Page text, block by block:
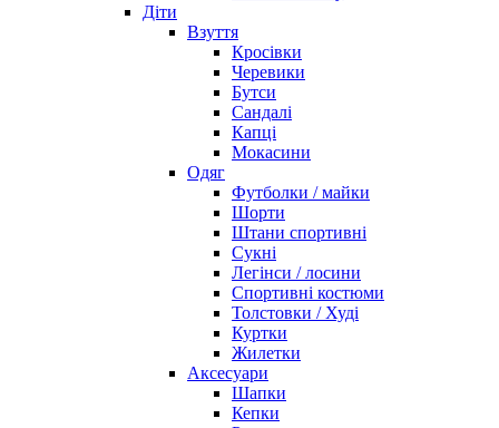
Діти
Взуття
Кросівки
Черевики
Бутси
Сандалі
Капці
Мокасини
Одяг
Футболки / майки
Шорти
Штани спортивні
Сукні
Легінси / лосини
Спортивні костюми
Толстовки / Худі
Куртки
Жилетки
Аксесуари
Шапки
Кепки